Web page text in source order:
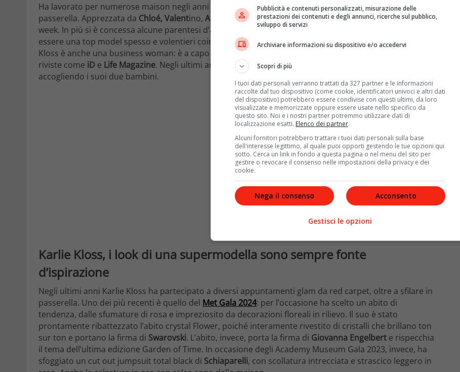
Ha lavorato per numerose maison negli anni da Calvin KleinaGucci, passando di passerella in
passerella. Apprezzata da Chloé, Valentino, Alexander McQueen, ha presenziato a numerose fashion
week. In più si è concessa alcune parentesi d’attrice, apparendo inZoolander 2
essere una top model spesso e volentieri coinvolta in passerella e nelle campagne pubblicitarie, Karlie
Kloss è anche una business woman: è a capo della società Bradford Media, la stessa che ha acquisito
riviste come iD e Life Magazine. Negli ultimi anni, la supermodella ha anche allargato la famiglia,
accogliendo i suoi due bambini.
Karlie Kloss, i look di una supermodella sono sempre fonte
d’ispirazione
Negli ultimi anni Karlie Kloss ha partecipato a diversi appuntamenti glam da red carpet, oltre a sfilare in
passerella. Uno dei più recenti è quello del Met Gala 2024: per l’occasione ha scelto un abito di
tendenza, dalle sfumature di rosa e impreziosito da decorazioni floreali in rilievo. Il suo è stato
prontamente ribattezzato l’abito crystal Flower, poiché interamente rivestito di cristalli che brillano ton
sur ton e portano la firma di Swarovski. L’abito, invece, porta la firma di Giovanna Engelbert e rispecchia
il tema dell’ultima edizione Garden of Time. In occasione degli Academy Museum Gala 2023, invece, ha
sfoggiato un cut out jumpsuit total black di Schiaparelli, con scollatura intrecciata e strascico leggero in
Pubblicità e contenuti personalizzati, misurazione delle
prestazioni dei contenuti e degli annunci, ricerche sul pubblico,
sviluppo di servizi
Archiviare informazioni su dispositivo e/o accedervi
Scopri di più
I tuoi dati personali verranno trattati da 327 partner e le informazioni
raccolte dal tuo dispositivo (come cookie, identificatori univoci e altri dati
del dispositivo) potrebbero essere condivise con questi ultimi, da loro
visualizzate e memorizzate oppure essere usate nello specifico da
questo sito. Noi e i nostri partner potremmo utilizzare dati di
localizzazione esatti. Elenco dei partner.
Alcuni fornitori potrebbero trattare i tuoi dati personali sulla base
dell'interesse legittimo, al quale puoi opporti gestendo le tue opzioni qui
sotto. Cerca un link in fondo a questa pagina o nel menu del sito per
gestire o revocare il consenso nelle impostazioni della privacy e dei
cookie.
Acconsento
Nega il consenso
Gestisci le opzioni